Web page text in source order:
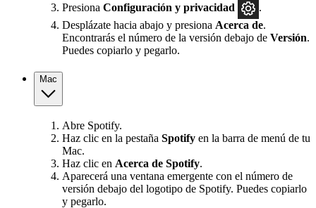
Presiona Configuración y privacidad
.
Desplázate hacia abajo y presiona Acerca de.
Encontrarás el número de la versión debajo de Versión.
Puedes copiarlo y pegarlo.
Mac
Abre Spotify.
Haz clic en la pestaña Spotify en la barra de menú de tu
Mac.
Haz clic en Acerca de Spotify.
Aparecerá una ventana emergente con el número de
versión debajo del logotipo de Spotify. Puedes copiarlo
y pegarlo.